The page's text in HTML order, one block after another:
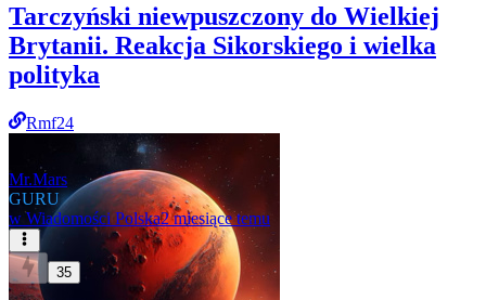
Tarczyński niewpuszczony do Wielkiej
Brytanii. Reakcja Sikorskiego i wielka
polityka
Rmf24
Mr.Mars
GURU
w Wiadomości Polska2 miesiące temu
35